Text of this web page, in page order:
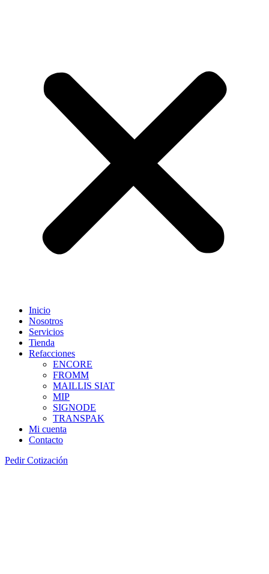
Inicio
Nosotros
Servicios
Tienda
Refacciones
ENCORE
FROMM
MAILLIS SIAT
MIP
SIGNODE
TRANSPAK
Mi cuenta
Contacto
Pedir Cotización